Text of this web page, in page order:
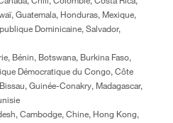
Guatemala, Honduras, Mexique,
Dominicaine, Salvador,
Bénin, Botswana, Burkina Faso,
Démocratique du Congo, Côte
Guinée-Conakry, Madagascar,
Cambodge, Chine, Hong Kong,